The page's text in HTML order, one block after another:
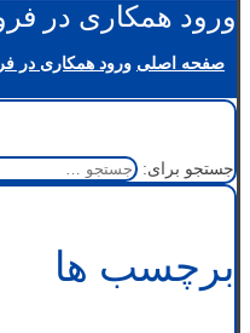
ورود همکاری در
صفحه اصلی ورود همکاری در
جستجو برای:
برچسب ها